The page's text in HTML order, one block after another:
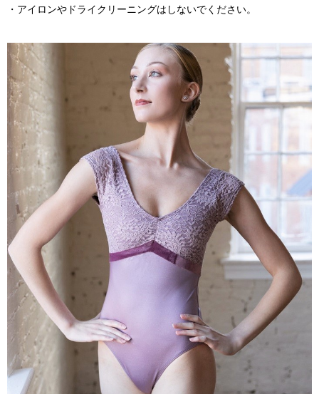
・アイロンやドライクリーニングはしないでください。